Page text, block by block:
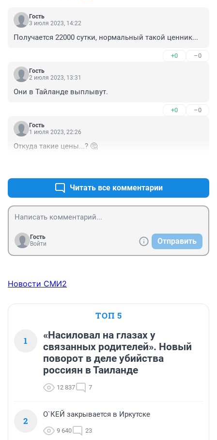
Гость
3 июля 2023, 14:22
Получается 22000 сутки, нормальный такой ценник...
+0 –0
Гость
2 июля 2023, 13:31
Они в Тайланде выплывут.
+0 –0
Гость
1 июля 2023, 22:26
Откуда такие цены...? 🤔
Читать все комментарии
Гость
Войти
Отправить
Новости СМИ2
ТОП 5
1
«Насиловал на глазах у
связанных родителей». Новый
поворот в деле убийства
россиян в Таиланде
12 837 7
2
О`КЕЙ закрывается в Иркутске
9 640 23